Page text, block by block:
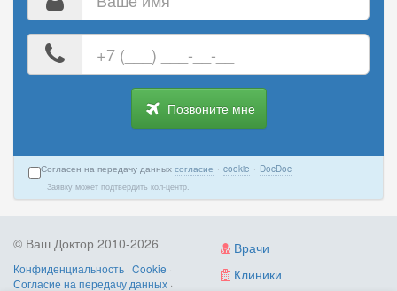
номер
телефона
Позвоните мне
Согласен на передачу данных согласие · cookie · DocDoc
Заявку может подтвердить кол-центр.
Врачи
Клиники
© Ваш Доктор 2010-2026
Конфиденциальность · Cookie ·
Согласие на передачу данных ·